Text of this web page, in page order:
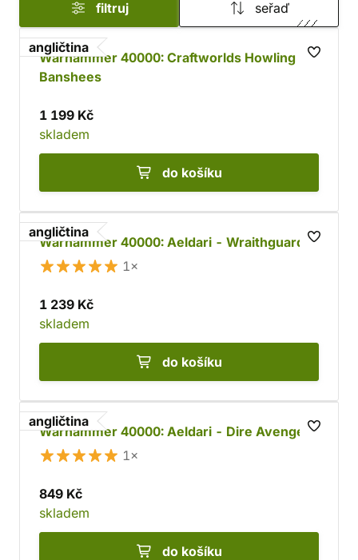
filtruj seřaď
angličtina
Warhammer 40000: Craftworlds Howling
Banshees
1 199 Kč
skladem
do košíku
angličtina
Warhammer 40000: Aeldari - Wraithguard
1×
1 239 Kč
skladem
do košíku
angličtina
Warhammer 40000: Aeldari - Dire Avengers
1×
849 Kč
skladem
do košíku